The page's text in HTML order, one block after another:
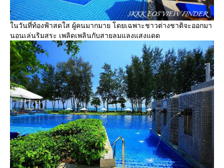
นวันที่ท้องฟ้าสดใส ผู้คนมากมาย โดยเฉพาะชาวต่างชาติจะออกมา
นอนเล่นริมสระ เพลิดเพลินกับสายลมแลงแสงแดด